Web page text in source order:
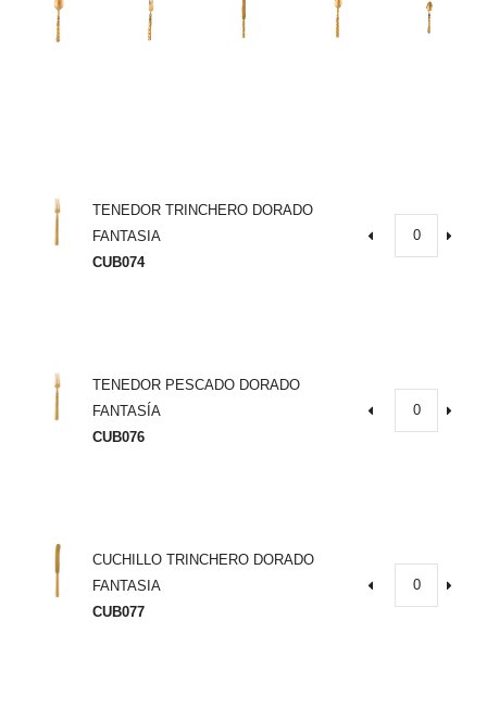
TENEDOR TRINCHERO DORADO
FANTASIA
CUB074
TENEDOR PESCADO DORADO
FANTASÍA
CUB076
CUCHILLO TRINCHERO DORADO
FANTASIA
CUB077